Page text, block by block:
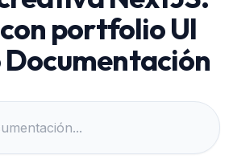
portfolio UI